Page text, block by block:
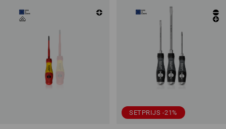
SETPRIJS -21%